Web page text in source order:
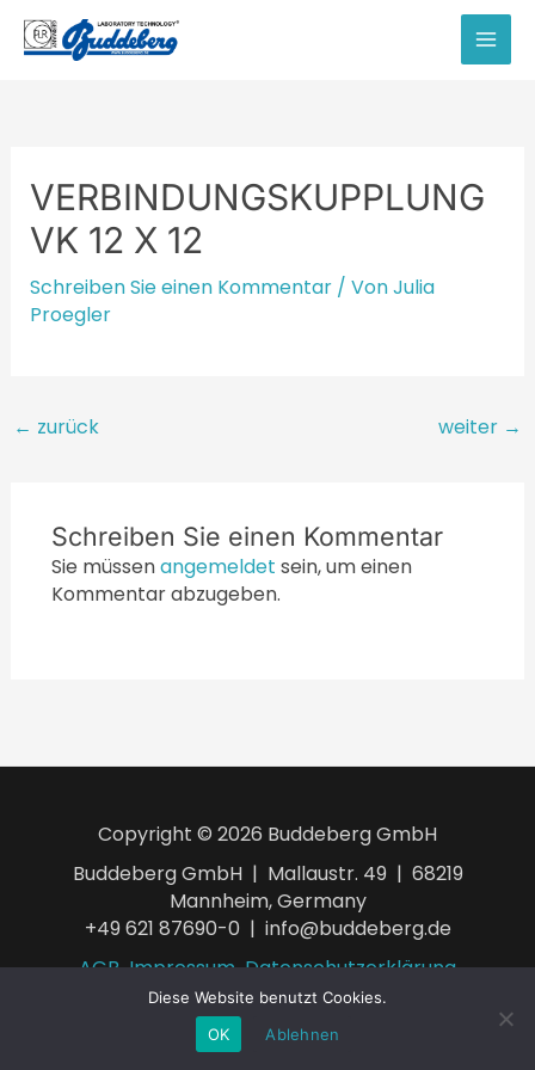
Zum
Inhalt
springen
VERBINDUNGSKUPPLUNG
VK 12 X 12
Schreiben Sie einen Kommentar / VonJulia
Proegler
Beitragsnavigation
← zurück weiter →
Schreiben Sie einen Kommentar
Sie müssenangemeldet sein, um einen
Kommentar abzugeben.
Copyright © 2026 Buddeberg GmbH
Buddeberg GmbH | Mallaustr. 49 | 68219
Mannheim, Germany
+49 621 87690-0 | info@buddeberg.de
AGB Impressum Datenschutzerklärung
Diese Website benutzt Cookies.
OK
Ablehnen